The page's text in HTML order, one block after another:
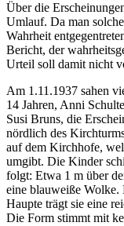
Über die
Umlauf. Da man
Wahrheit
Bericht, der
Urteil soll damit nicht
Am 1.11.1937 sahen
14 Jahren, Anni
Susi Bruns, die
nördlich des
auf dem Kirchhofe,
umgibt. Die Kinder
folgt: Etwa 1 m über
eine blauweiße Wolke.
Haupte trägt sie eine
Die Form stimmt mit